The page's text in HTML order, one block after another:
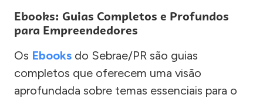
Ebooks: Guias Completos e Profundos
para Empreendedores
Os Ebooks do Sebrae/PR são guias
completos que oferecem uma visão
aprofundada sobre temas essenciais para o